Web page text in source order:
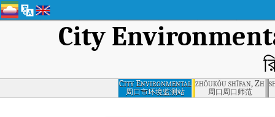
City
City Environmental
Monitoring Station,
Zhoukou
周口市环境监测站
zhōukǒu shīfan,
周口周口师范